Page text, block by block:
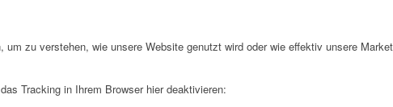
zu verstehen, wie unsere Website genutzt wird oder wie effektiv unsere
Tracking in Ihrem Browser hier deaktivieren: